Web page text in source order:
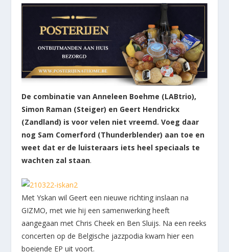
De combinatie van Anneleen Boehme (LABtrio),
Simon Raman (Steiger) en Geert Hendrickx
(Zandland) is voor velen niet vreemd. Voeg daar
nog Sam Comerford (Thunderblender) aan toe en
weet dat er de luisteraars iets heel speciaals te
wachten zal staan.
Met Yskan wil Geert een nieuwe richting inslaan na
GIZMO, met wie hij een samenwerking heeft
aangegaan met Chris Cheek en Ben Sluijs. Na een reeks
concerten op de Belgische jazzpodia kwam hier een
boeiende EP uit voort.